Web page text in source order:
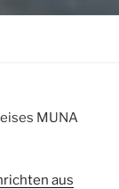
MUNA
aus